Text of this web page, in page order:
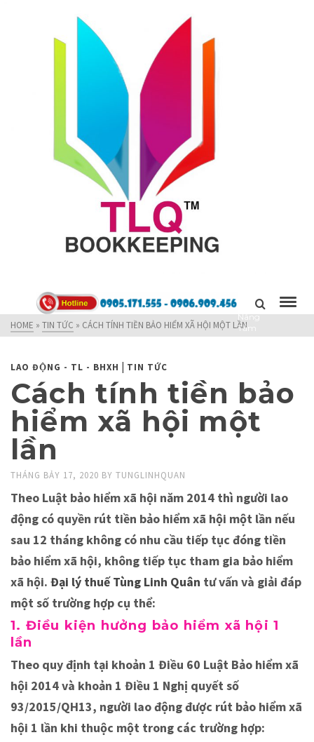
Kết Nối,
Nâng
Tầm
Doanh
HOME » TIN TỨC » CÁCH TÍNH TIỀN BẢO HIỂM XÃ HỘI MỘT LẦN
LAO ĐỘNG - TL - BHXH | TIN TỨC
Cách tính tiền bảo
hiểm xã hội một
lần
THÁNG BẢY 17, 2020 BY TUNGLINHQUAN
Theo Luật bảo hiểm xã hội năm 2014 thì người lao
động có quyền rút tiền bảo hiểm xã hội một lần nếu
sau 12 tháng không có nhu cầu tiếp tục đóng tiền
bảo hiểm xã hội, không tiếp tục tham gia bảo hiểm
xã hội. Đại lý thuế Tùng Linh Quân tư vấn và giải đáp
một số trường hợp cụ thể:
1. Điều kiện hưởng bảo hiểm xã hội 1
lần
Theo quy định tại khoản 1 Điều 60 Luật Bảo hiểm xã
hội 2014 và khoản 1 Điều 1 Nghị quyết số
93/2015/QH13, người lao động được rút bảo hiểm xã
hội 1 lần khi thuộc một trong các trường hợp: